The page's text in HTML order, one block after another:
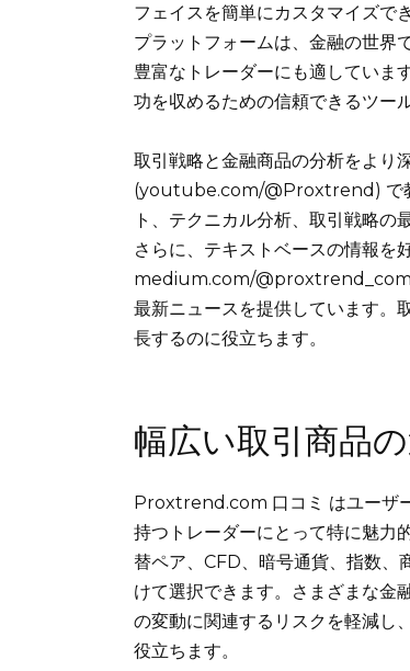
フェイスを簡単にカスタマイズで
プラットフォームは、金融の世界
豊富なトレーダーにも適してい
功を収めるための信頼できるツー
取引戦略と金融商品の分析をよ
(youtube.com/@Proxtrend) で教
ト、テクニカル分析、取引戦略の
さらに、テキストベースの情報を
medium.com/@proxtrend_com
最新ニュースを提供しています。
長するのに役立ちます。
幅広い取引商品
Proxtrend.com 口コミ はユーザ
持つトレーダーにとって特に魅力
替ペア、CFD、暗号通貨、指数、
けて選択できます。さまざまな金
の変動に関連するリスクを軽減し
役立ちます。